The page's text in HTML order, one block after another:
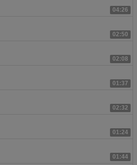
04:26
02:50
02:08
01:37
02:32
01:24
01:44